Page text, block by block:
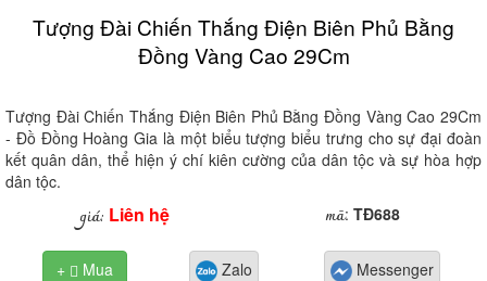
Tượng Đài Chiến Thắng Điện Biên Phủ Bằng
Đồng Vàng Cao 29Cm
Tượng Đài Chiến Thắng Điện Biên Phủ Bằng Đồng Vàng Cao 29Cm
- Đồ Đồng Hoàng Gia là một biểu tượng biểu trưng cho sự đại đoàn
kết quân dân, thể hiện ý chí kiên cường của dân tộc và sự hòa hợp
dân tộc.
giá: Liên hệ mã: TĐ688
+  Mua Zalo Messenger